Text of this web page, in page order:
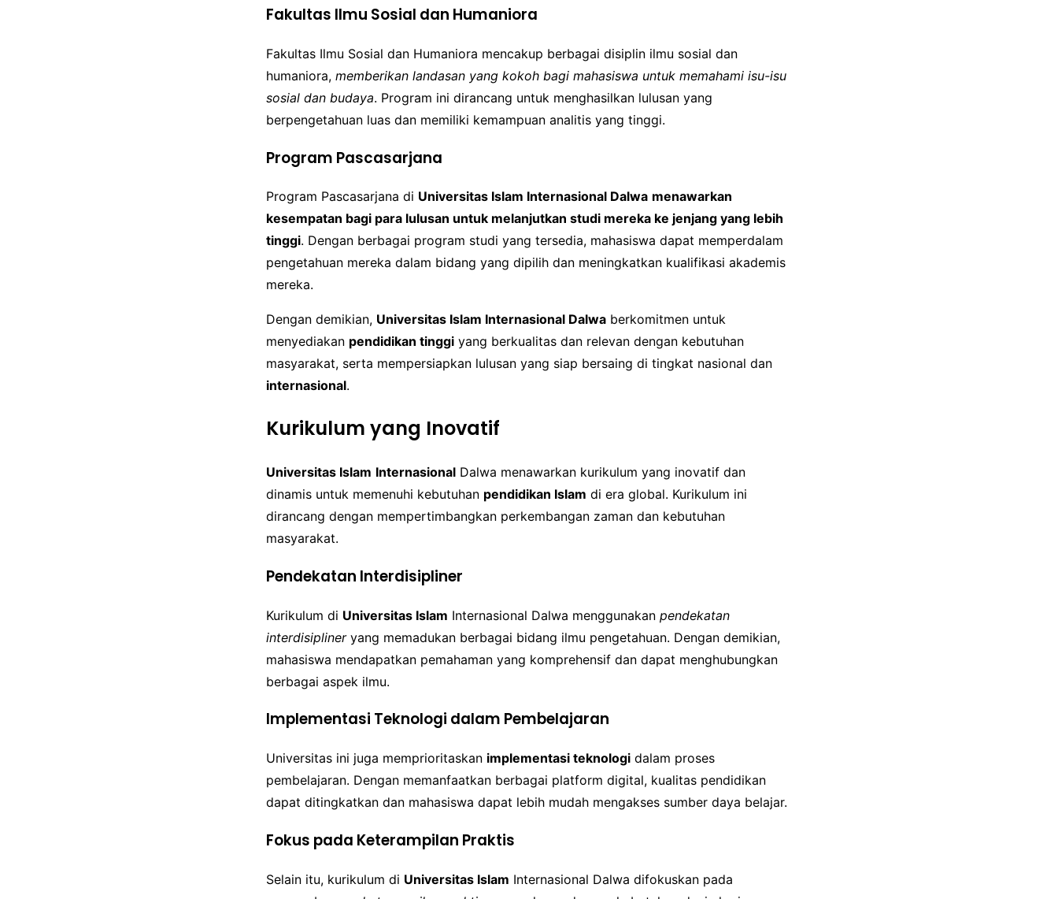
Fakultas Ilmu Sosial dan Humaniora
Fakultas Ilmu Sosial dan Humaniora mencakup berbagai disiplin ilmu sosial dan
humaniora, memberikan landasan yang kokoh bagi mahasiswa untuk memahami isu-isu
sosial dan budaya. Program ini dirancang untuk menghasilkan lulusan yang
berpengetahuan luas dan memiliki kemampuan analitis yang tinggi.
Program Pascasarjana
Program Pascasarjana di Universitas Islam Internasional Dalwa menawarkan
kesempatan bagi para lulusan untuk melanjutkan studi mereka ke jenjang yang lebih
tinggi. Dengan berbagai program studi yang tersedia, mahasiswa dapat memperdalam
pengetahuan mereka dalam bidang yang dipilih dan meningkatkan kualifikasi akademis
mereka.
Dengan demikian, Universitas Islam Internasional Dalwa berkomitmen untuk
menyediakan pendidikan tinggi yang berkualitas dan relevan dengan kebutuhan
masyarakat, serta mempersiapkan lulusan yang siap bersaing di tingkat nasional dan
internasional.
Kurikulum yang Inovatif
Universitas Islam Internasional Dalwa menawarkan kurikulum yang inovatif dan
dinamis untuk memenuhi kebutuhan pendidikan Islam di era global. Kurikulum ini
dirancang dengan mempertimbangkan perkembangan zaman dan kebutuhan
masyarakat.
Pendekatan Interdisipliner
Kurikulum di Universitas Islam Internasional Dalwa menggunakan pendekatan
interdisiplineryang memadukan berbagai bidang ilmu pengetahuan. Dengan demikian,
mahasiswa mendapatkan pemahaman yang komprehensif dan dapat menghubungkan
berbagai aspek ilmu.
Implementasi Teknologi dalam Pembelajaran
Universitas ini juga memprioritaskan implementasi teknologi dalam proses
pembelajaran. Dengan memanfaatkan berbagai platform digital, kualitas pendidikan
dapat ditingkatkan dan mahasiswa dapat lebih mudah mengakses sumber daya belajar.
Fokus pada Keterampilan Praktis
Selain itu, kurikulum di Universitas Islam Internasional Dalwa difokuskan pada